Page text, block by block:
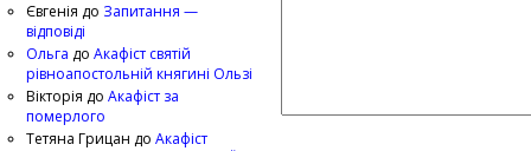
Євгенія до Запитання —
відповіді
Ольга до Акафіст святій
рівноапостольній княгині Ользі
Вікторія до Акафіст за
померлого
Тетяна Грицан до Акафіст